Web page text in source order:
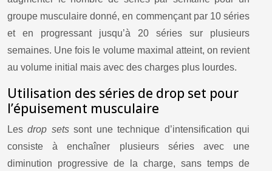
groupe musculaire donné, en commençant par 10 séries
et en progressant jusqu’à 20 séries sur plusieurs
semaines. Une fois le volume maximal atteint, on revient
au volume initial mais avec des charges plus lourdes.
Utilisation des séries de drop set pour
l’épuisement musculaire
Lesdrop setssont une technique d’intensification qui
consiste à enchaîner plusieurs séries avec une
diminution progressive de la charge, sans temps de